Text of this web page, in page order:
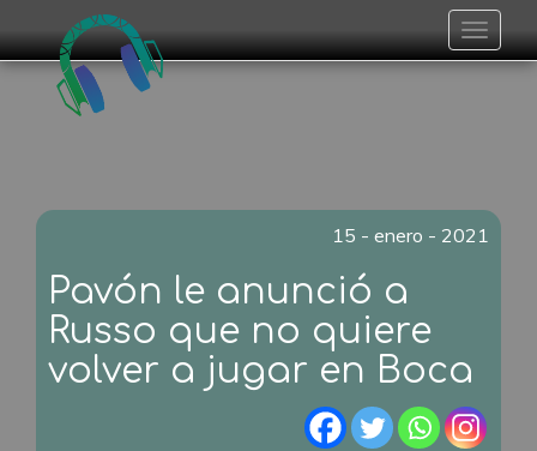
Toggle
15 - enero - 2021
Pavón le anunció a
Russo que no quiere
volver a jugar en Boca